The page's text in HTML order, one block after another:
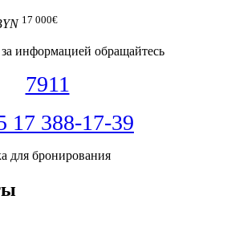
17 000€
информацией обращайтесь
7911
17 388-17-39
для бронирования